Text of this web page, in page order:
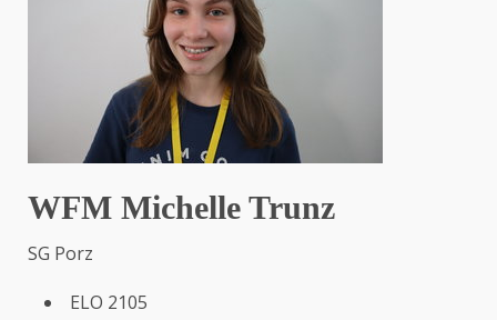
WFM Michelle Trunz
SG Porz
ELO 2105